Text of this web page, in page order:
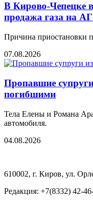
В Кирово-Чепецке
продажа газа на
Причина приостановки
07.08.2026
Пропавшие
погибшими
Тела Елены и Романа
автомобиля.
04.08.2026
610002, г. Киров, ул.
Редакция: +7(8332) 42-